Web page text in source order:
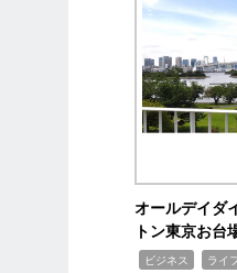
オールデイダ
トン東京お台
ビジネス ライ